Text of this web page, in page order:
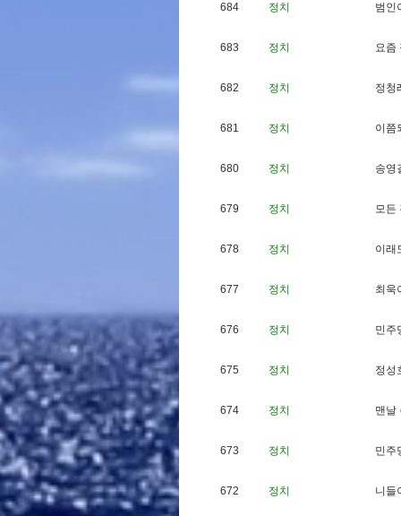
684 정치 범 인
683 정치 요즘
682 정치 정청
681 정치 이 쯤
680 정치 송영
679 정치 모든
678 정치 이 래
677 정치 최 욱
676 정치 민주
675 정치 정성
674 정치 맨날
673 정치 민주
672 정치 니 들